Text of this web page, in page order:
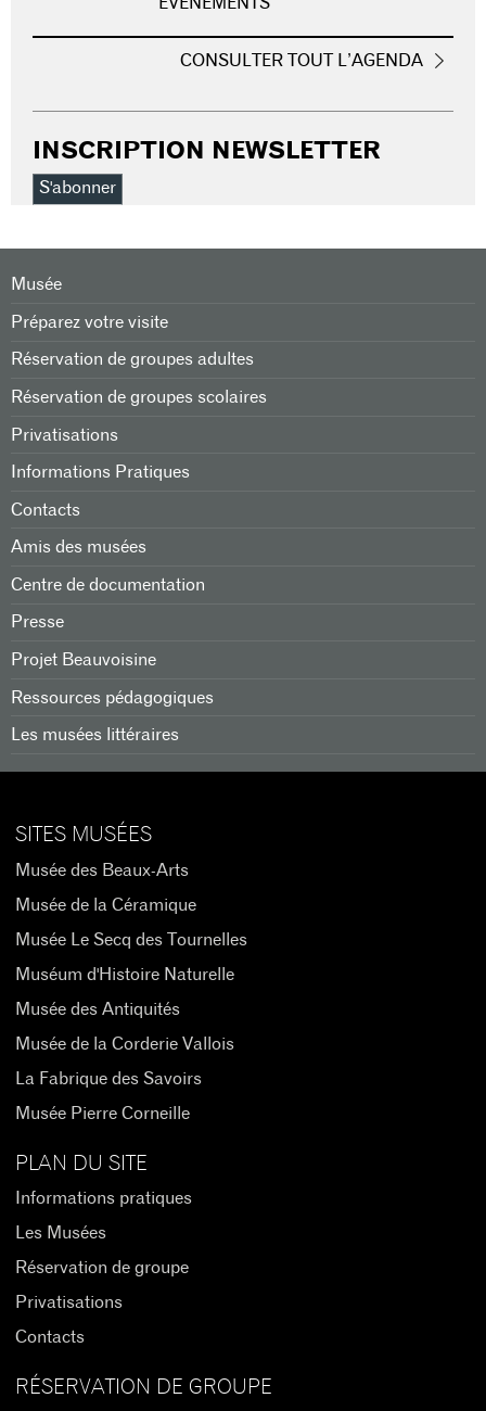
ÉVÉNEMENTS
CONSULTER TOUT L’AGENDA
INSCRIPTION NEWSLETTER
S'abonner
Musée
Préparez votre visite
Réservation de groupes adultes
Réservation de groupes scolaires
Privatisations
Informations Pratiques
Contacts
Amis des musées
Centre de documentation
Presse
Projet Beauvoisine
Ressources pédagogiques
Les musées littéraires
SITES MUSÉES
Musée des Beaux-Arts
Musée de la Céramique
Musée Le Secq des Tournelles
Muséum d'Histoire Naturelle
Musée des Antiquités
Musée de la Corderie Vallois
La Fabrique des Savoirs
Musée Pierre Corneille
PLAN DU SITE
Informations pratiques
Les Musées
Réservation de groupe
Privatisations
Contacts
RÉSERVATION DE GROUPE